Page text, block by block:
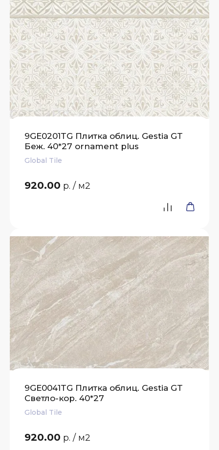
9GE0201TG Плитка облиц. Gestia GT
Беж. 40*27 ornament plus
Global Tile
920.00 р. / м2
9GE0041TG Плитка облиц. Gestia GT
Светло-кор. 40*27
Global Tile
920.00 р. / м2